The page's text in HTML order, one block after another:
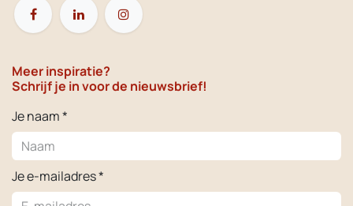
Meer inspiratie?
Schrijf je in voor de nieuwsbrief!
Je naam *
Je e-mailadres *